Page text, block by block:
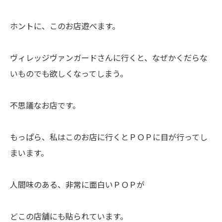
ホントに、このお店遊べます。
ヴィレッジヴァンガードさんに行くと、なぜかくだらな
いものでも欲しくなってしまう。
不思議なお店です。
もっぱら、私はこのお店に行くとＰＯＰに目が行ってし
まいます。
人間味のある、非常に面白いＰＯＰが
どこの店舗にも貼られています。